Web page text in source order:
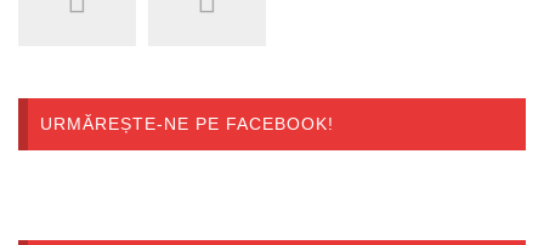
URMĂREȘTE-NE PE FACEBOOK!